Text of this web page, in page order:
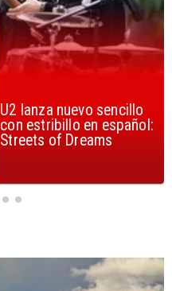
U2 lanza nuevo sencillo
con estribillo en español:
Streets of Dreams